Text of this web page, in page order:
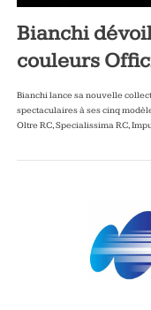
Bianchi
couleurs
Bianchi lance sa nouvelle
spectaculaires à ses cinq
Oltre RC, Specialissima RC,